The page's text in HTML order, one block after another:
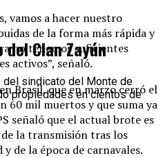
vamos a hacer nuestro
de la forma más rápida y
no tenemos suficientes
activos”, señaló.
Brasil, que en marzo cerró el
60 mil muertos y que suma ya
señaló que el actual brote es
de la transmisión tras los
y de la época de carnavales.
Clan Zayún
del sindicato del Monte de
propiedades en cientos de